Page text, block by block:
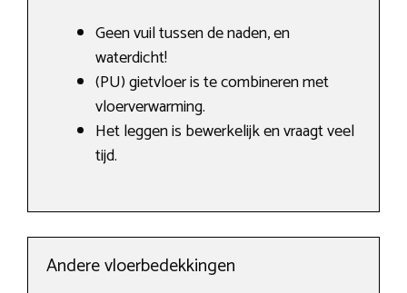
Geen vuil tussen de naden, en
waterdicht!
(PU) gietvloer is te combineren met
vloerverwarming.
Het leggen is bewerkelijk en vraagt veel
tijd.
Andere vloerbedekkingen